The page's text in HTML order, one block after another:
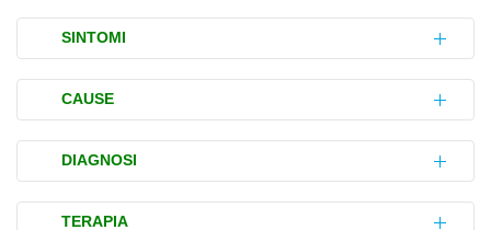
SINTOMI
I disturbi (sintomi) della malattia mani-piedi-
bocca si sviluppano generalmente da 3 a 7
giorni dopo il contagio (tempo di
incubazione) e possono inizialmente
includere:
CAUSE
La malattia mani-piedi-bocca è un’
molto contagiosa, causata davirus
appartenenti al genere
DIAGNOSI
L’accertamento (diagnosi) della malattia
TERAPIA